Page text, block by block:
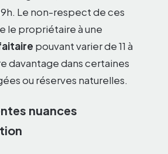
Le non-respect de ces
le propriétaire à une
pouvant varier de 11 à
davantage dans certaines
ou réserves naturelles.
nuances